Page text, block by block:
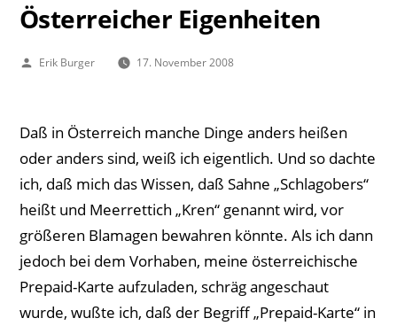
Österreicher Eigenheiten
Veröffentlicht
Erik Burger 17. November 2008
Daß in Österreich manche Dinge anders heißen
oder anders sind, weiß ich eigentlich. Und so dachte
ich, daß mich das Wissen, daß Sahne „Schlagobers“
heißt und Meerrettich „Kren“ genannt wird, vor
größeren Blamagen bewahren könnte. Als ich dann
jedoch bei dem Vorhaben, meine österreichische
Prepaid-Karte aufzuladen, schräg angeschaut
wurde, wußte ich, daß der Begriff „Prepaid-Karte“ in